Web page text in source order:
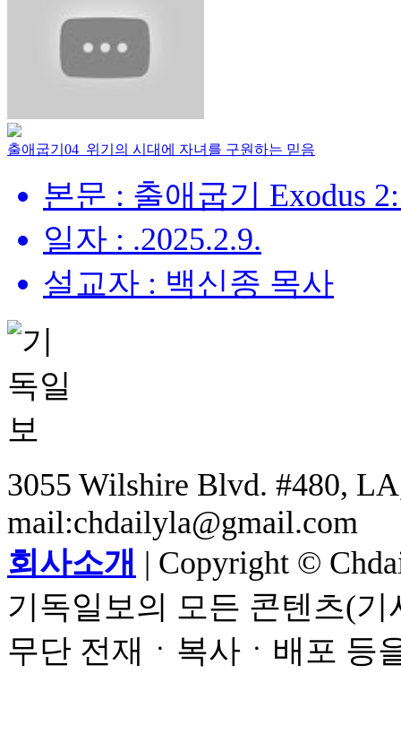
출애굽기04_위기의 시대에 자녀를 구원하는 믿음
본문 : 출애굽기 Exodus
일자 : .2025.2.9.
설교자 : 백신종 목사
3055 Wilshire Blvd. #480,
mail:chdailyla@gmail.com
회사소개 | Copyright ©
기독일보의 모든 콘텐츠(
무단 전재ㆍ복사ㆍ배포 등